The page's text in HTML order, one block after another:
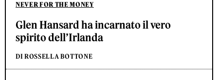
NEVER FOR THE MONEY
Glen Hansard ha incarnato il vero
spirito dell’Irlanda
DI ROSSELLA BOTTONE